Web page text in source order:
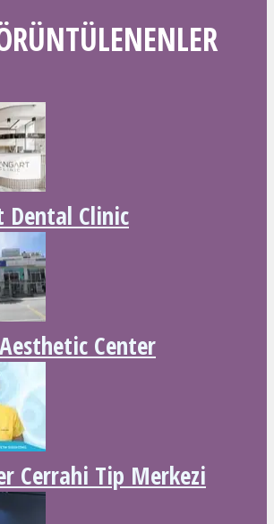
Dental Clinic
Center
Cerrahi Tip Merkezi